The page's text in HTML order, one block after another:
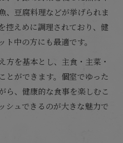
、豆腐料理などが挙げられま
控えめに調理されており、健
中の方にも最適です。
方を基本とし、主食・主菜・
とができます。個室でゆった
ら、健康的な食事を楽しむこ
シュできるのが大きな魅力で